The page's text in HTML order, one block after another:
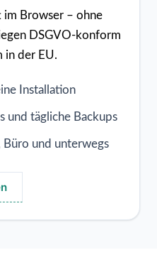
Browser – ohne
DSGVO-konform
in der EU.
Installation
und tägliche Backups
und unterwegs